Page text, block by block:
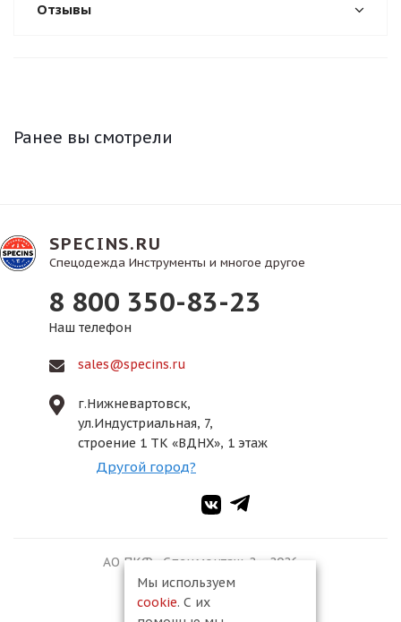
Отзывы
Ранее вы смотрели
SPECINS.RU
Спецодежда Инструменты и многое другое
8 800 350-83-23
Наш телефон
sales@specins.ru
г.Нижневартовск,
ул.Индустриальная, 7,
строение 1 ТК «ВДНХ», 1 этаж
Другой город?
АО ПКФ «Спецмонтаж-2», 2026
Мы используем
cookie. С их